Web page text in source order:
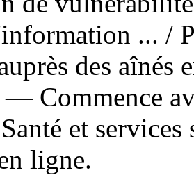
... /
des aînés
Commence
et
ligne.